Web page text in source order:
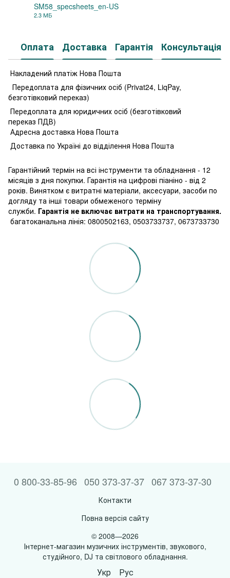
SM58_specsheets_en-US
2.3 МБ
Оплата Доставка Гарантія Консультація
Накладений платіж Нова Пошта
Передоплата для фізичних осіб (Privat24, LiqPay,
безготівковий переказ)
Передоплата для юридичних осіб (безготівковий
переказ ПДВ)
Адресна доставка Нова Пошта
Доставка по Україні до відділення Нова Пошта
Гарантійний термін на всі інструменти та обладнання - 12
місяців з дня покупки. Гарантія на цифрові піаніно - від 2
років. Винятком є витратні матеріали, аксесуари, засоби по
догляду та інші товари обмеженого терміну
служби. Гарантія не включає витрати на транспортування.
багатоканальна лінія: 0800502163, 0503733737, 0673733730
0 800-33-85-96 050 373-37-37 067 373-37-30
Контакти
Повна версія сайту
© 2008—2026
Інтернет-магазин музичних інструментів, звукового,
студійного, DJ та світлового обладнання.
Укр Рус